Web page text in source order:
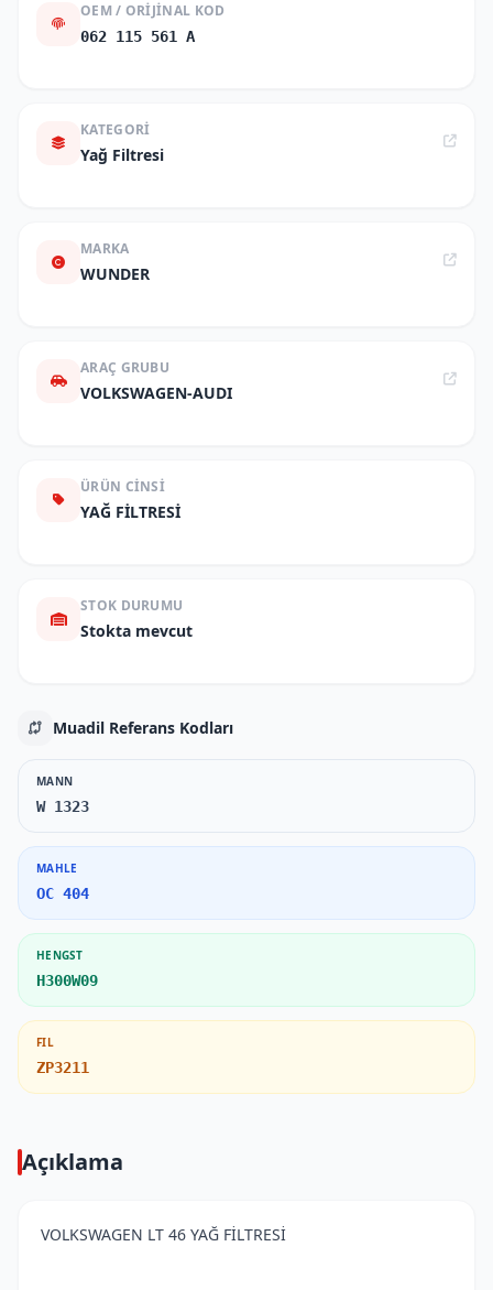
OEM / ORIJINAL KOD
062 115 561 A
KATEGORI
Yağ Filtresi
MARKA
WUNDER
ARAÇ GRUBU
VOLKSWAGEN-AUDI
ÜRÜN CINSI
YAĞ FİLTRESİ
STOK DURUMU
Stokta mevcut
Muadil Referans Kodları
MANN
W 1323
MAHLE
OC 404
HENGST
H300W09
FIL
ZP3211
Açıklama
VOLKSWAGEN LT 46 YAĞ FİLTRESİ